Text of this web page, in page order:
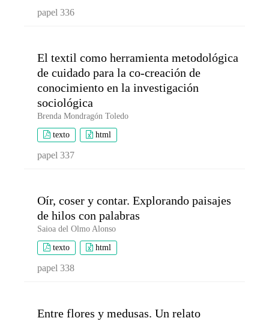
papel 336
El textil como herramienta metodológica
de cuidado para la co-creación de
conocimiento en la investigación
sociológica
Brenda Mondragón Toledo
texto html
papel 337
Oír, coser y contar. Explorando paisajes
de hilos con palabras
Saioa del Olmo Alonso
texto html
papel 338
Entre flores y medusas. Un relato